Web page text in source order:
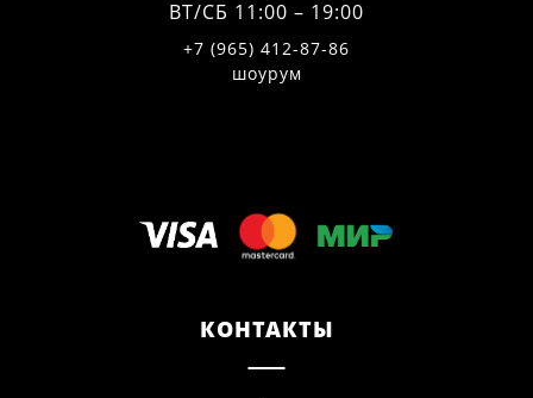
ВТ/СБ 11:00 – 19:00
+7 (965) 412-87-86
шоурум
КОНТАКТЫ